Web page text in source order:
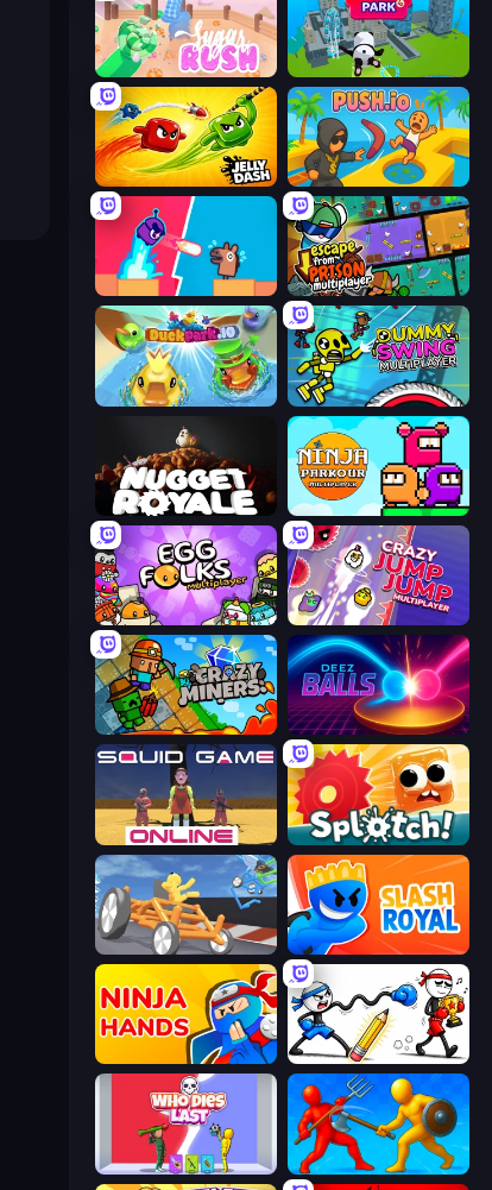
Sugar Rush Aquapark.io
Jelly Dash Push.io
Boom Slingers ReBoom Escape From Prison Multiplayer
DuckPark.io Crazy Dummy Swing Multiplayer
Nugget Royale Ninja Parkour Multiplayer
Egg Folks Multiplayer Crazy Jump Jump Multiplayer
Crazy Miners Deez Balls
Squid Game Online Splotch!
Draw Crash Race Slash Royal
Ninja Hands Doodle Smash
Who Dies Last? Epic Sword Battle! Fight in Arena